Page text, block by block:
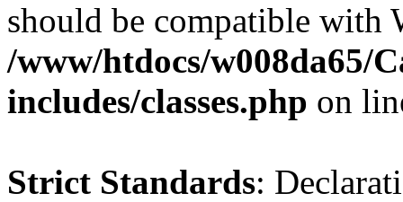
should be compatible with
/www/htdocs/w008da65/
includes/classes.php on
Strict Standards: